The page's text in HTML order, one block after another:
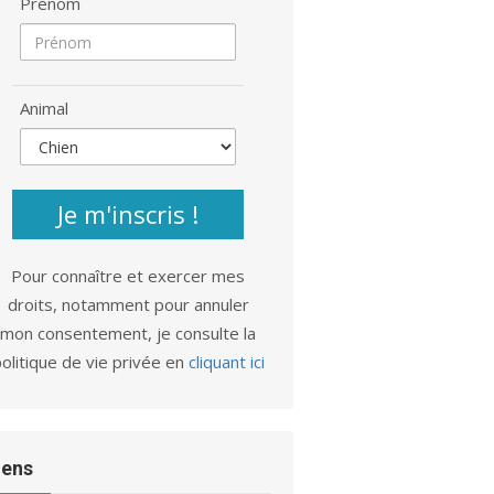
Animal
Je m'inscris !
Pour connaître et exercer mes
droits, notamment pour annuler
mon consentement, je consulte la
de vie privée en cliquant ici